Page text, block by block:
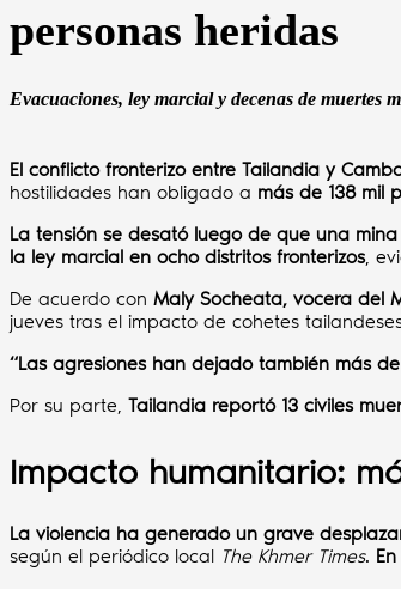
personas heridas
Evacuaciones, ley marcial y decenas de
El conflicto fronterizo entre Tailandia y
hostilidades han obligado a más de 138 mil
La tensión se desató luego de que una
la ley marcial en ocho distritos fronterizos,
De acuerdo con Maly Socheata, vocera del
jueves tras el impacto de cohetes
“Las agresiones han dejado también más
Por su parte, Tailandia reportó 13 civiles
Impacto humanitario:
La violencia ha generado un grave
según el periódico local The Khmer Times.